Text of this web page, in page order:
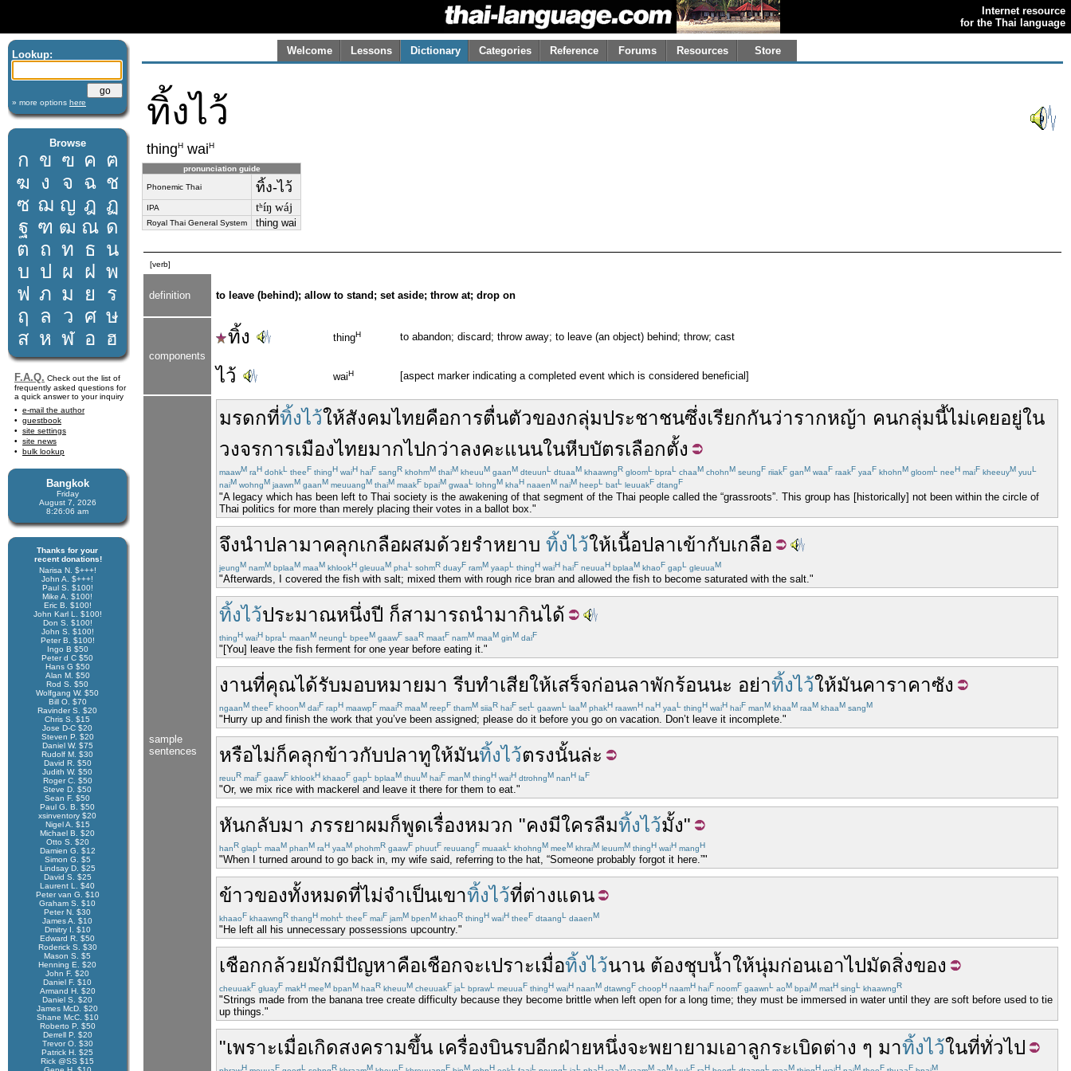
Internet resource
for the Thai language
Lookup:
» more options here
Browse
ก ข ฃ ค ฅ
ฆ ง จ ฉ ช
ซ ฌ ญ ฎ ฏ
ฐ ฑ ฒ ณ ด
ต ถ ท ธ น
บ ป ผ ฝ พ
ฟ ภ ม ย
ร
ฤ
ล ว ศ ษ
ส ห ฬ อ ฮ
F.A.Q. Check out the list of
frequently asked questions for
a quick answer to your inquiry
e-mail the author
guestbook
site settings
site news
bulk lookup
Bangkok
Friday
August 7, 2026
8:26:06 am
Thanks for your
recent donations!
Narisa N. $+++!
John A. $+++!
Paul S. $100!
Mike A. $100!
Eric B. $100!
John Karl L. $100!
Don S. $100!
John S. $100!
Peter B. $100!
Ingo B $50
Peter d C $50
Hans G $50
Alan M. $50
Rod S. $50
Wolfgang W. $50
Bill O. $70
Ravinder S. $20
Chris S. $15
Jose D-C $20
Steven P. $20
Daniel W. $75
Rudolf M. $30
David R. $50
Judith W. $50
Roger C. $50
Steve D. $50
Sean F. $50
Paul G. B. $50
xsinventory $20
Nigel A. $15
Michael B. $20
Otto S. $20
Damien G. $12
Simon G. $5
Lindsay D. $25
David S. $25
Laurent L. $40
Peter van G. $10
Graham S. $10
Peter N. $30
James A. $10
Dmitry I. $10
Edward R. $50
Roderick S. $30
Mason S. $5
Henning E. $20
John F. $20
Daniel F. $10
Armand H. $20
Daniel S. $20
James McD. $20
Shane McC. $10
Roberto P. $50
Derrell P. $20
Trevor O. $30
Patrick H. $25
Rick @SS $15
Welcome Lessons Dictionary Categories Reference Forums Resources Store
ทิ้งไว้
thingH waiH
pronunciation guide
Phonemic Thai ทิ้ง-ไว้
IPA tʰíŋ wáj
Royal Thai General System thing wai
[verb]
definition to leave (behind); allow to stand; set aside; throw at; drop on
components
ทิ้ง thingH to abandon; discard; throw away; to leave (an object) behind; throw; cast
ไว้ waiH [aspect marker indicating a completed event which is considered beneficial]
sample
sentences
มรดกที่ทิ้งไว้ให้สังคมไทยคือการตื่นตัวของกลุ่มประชาชนซึ่งเรียกกันว่ารากหญ้า คนกลุ่มนี้ไม่เคยอยู่ใน
วงจรการเมืองไทยมากไปกว่าลงคะแนนในหีบบัตรเลือกตั้ง
maawM raH dohkL theeF thingH waiH haiF sangR khohmM thaiM kheuuM gaanM dteuunL dtuaaM khaawngR gloomL bpraL chaaM chohnM seungF riiakF ganM waaF raakF yaaF khohnM gloomL neeH maiF kheeuyM yuuL
naiM wohngM jaawnM gaanM meuuangM thaiM maakF bpaiM gwaaL lohngM khaH naaenM naiM heepL batL leuuakF dtangF
"A legacy which has been left to Thai society is the awakening of that segment of the Thai people called the “grassroots”. This group has [historically] not been within the circle of
Thai politics for more than merely placing their votes in a ballot box."
จึงนำปลามาคลุกเกลือผสมด้วยรำหยาบ ทิ้งไว้ให้เนื้อปลาเข้ากับเกลือ
jeungM namM bplaaM maaM khlookH gleuuaM phaL sohmR duayF ramM yaapL thingH waiH haiF neuuaH bplaaM khaoF gapL gleuuaM
"Afterwards, I covered the fish with salt; mixed them with rough rice bran and allowed the fish to become saturated with the salt."
ทิ้งไว้ประมาณหนึ่งปี ก็สามารถนำมากินได้
thingH waiH bpraL maanM neungL bpeeM gaawF saaR maatF namM maaM ginM daiF
"[You] leave the fish ferment for one year before eating it."
งานที่คุณได้รับมอบหมายมา รีบทำเสียให้เสร็จก่อนลาพักร้อนนะ อย่าทิ้งไว้ให้มันคาราคาซัง
ngaanM theeF khoonM daiF rapH maawpF maaiR maaM reepF thamM siiaR haiF setL gaawnL laaM phakH raawnH naH yaaL thingH waiH haiF manM khaaM raaM khaaM sangM
"Hurry up and finish the work that you’ve been assigned; please do it before you go on vacation. Don’t leave it incomplete."
หรือไม่ก็คลุกข้าวกับปลาทูให้มันทิ้งไว้ตรงนั้นล่ะ
reuuR maiF gaawF khlookH khaaoF gapL bplaaM thuuM haiF manM thingH waiH dtrohngM nanH laF
"Or, we mix rice with mackerel and leave it there for them to eat."
หันกลับมา ภรรยาผมก็พูดเรื่องหมวก "คงมีใครลืมทิ้งไว้มั้ง"
hanR glapL maaM phanM raH yaaM phohmR gaawF phuutF reuuangF muaakL khohngM meeM khraiM leuumM thingH waiH mangH
"When I turned around to go back in, my wife said, referring to the hat, “Someone probably forgot it here.”"
ข้าวของทั้งหมดที่ไม่จำเป็นเขาทิ้งไว้ที่ต่างแดน
khaaoF khaawngR thangH mohtL theeF maiF jamM bpenM khaoR thingH waiH theeF dtaangL daaenM
"He left all his unnecessary possessions upcountry."
เชือกกล้วยมักมีปัญหาคือเชือกจะเปราะเมื่อทิ้งไว้นาน ต้องชุบน้ำให้นุ่มก่อนเอาไปมัดสิ่งของ
cheuuakF gluayF makH meeM bpanM haaR kheuuM cheuuakF jaL bprawL meuuaF thingH waiH naanM dtawngF choopH naamH haiF noomF gaawnL aoM bpaiM matH singL khaawngR
"Strings made from the banana tree create difficulty because they become brittle when left open for a long time; they must be immersed in water until they are soft before used to tie
up things."
"เพราะเมื่อเกิดสงครามขึ้น เครื่องบินรบอีกฝ่ายหนึ่งจะพยายามเอาลูกระเบิดต่าง ๆ มาทิ้งไว้ในที่ทั่วไป
H F L R M F F M H L L L L H M M M F H L L M H H M F F M